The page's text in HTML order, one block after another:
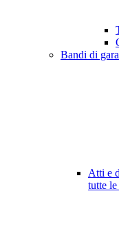
Bandi di
Atti e
tutte